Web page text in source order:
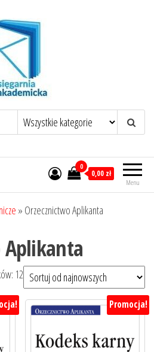
Menu
0
0,00 zł
» Orzecznictwo Aplikanta
Aplikanta
12 Posortowane
według
najnowszych
Promocja!